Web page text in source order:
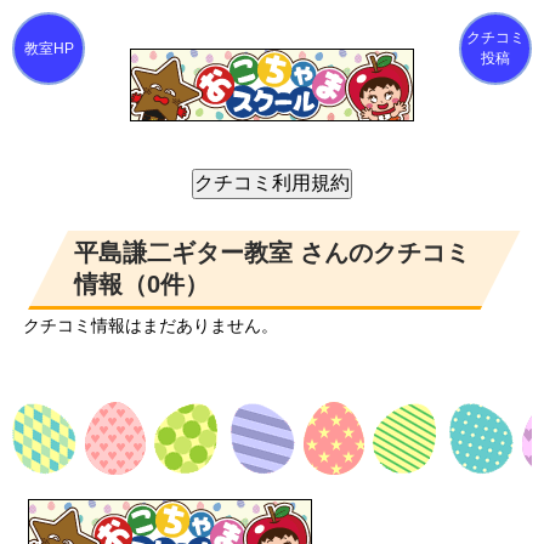
クチコミ
投稿
平島謙二ギター教室 さんのクチコミ
情報（0件）
クチコミ情報はまだありません。